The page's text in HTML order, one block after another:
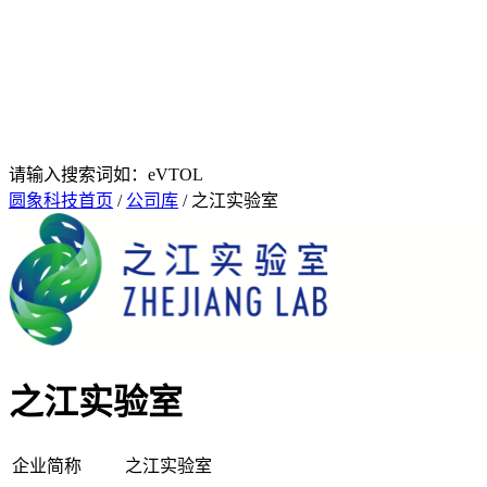
请输入搜索词如：eVTOL
圆象科技首页 / 公司库 / 之江实验室
之江实验室
企业简称
之江实验室